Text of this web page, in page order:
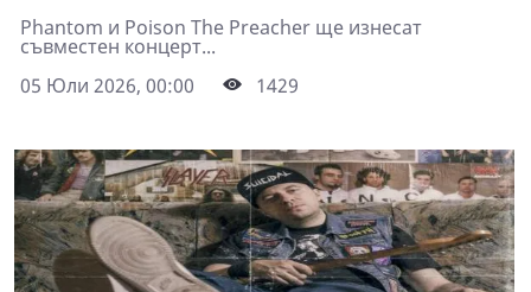
Phantom и Poison The Preacher ще изнесат
съвместен концерт...
05 Юли 2026, 00:00
1429